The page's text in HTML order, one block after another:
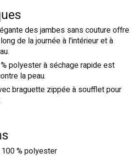
des jambes sans couture offre
de la journée à l'intérieur et à
polyester à séchage rapide est
la peau.
braguette zippée à soufflet pour
% polyester